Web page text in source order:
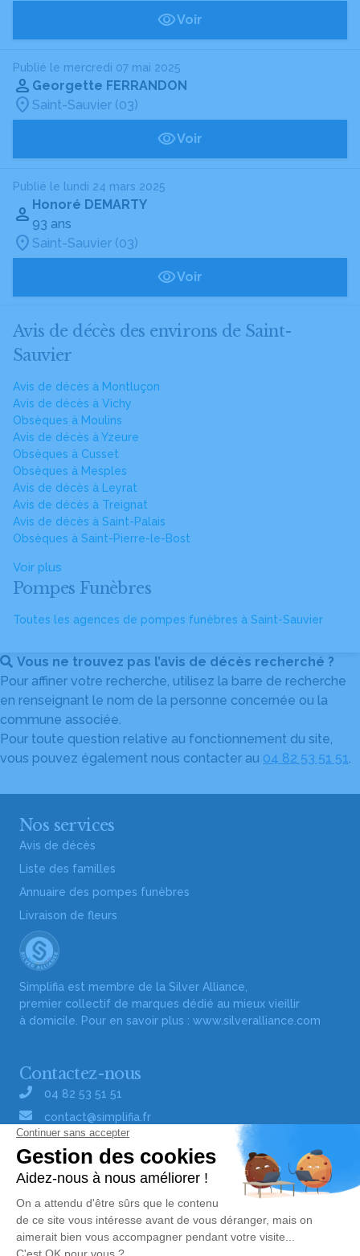
Voir
Publié le mercredi 07 mai 2025
Georgette FERRANDON
Saint-Sauvier (03)
Voir
Publié le lundi 24 mars 2025
Honoré DEMARTY
93 ans
Saint-Sauvier (03)
Voir
Avis de décès des environs de Saint-
Sauvier
Avis de décès à Montluçon
Avis de décès à Vichy
Obsèques à Moulins
Avis de décès à Yzeure
Obsèques à Cusset
Obsèques à Mesples
Avis de décès à Leyrat
Avis de décès à Treignat
Avis de décès à Saint-Palais
Obsèques à Saint-Pierre-le-Bost
Voir plus
Pompes Funèbres
Toutes les agences de pompes funèbres à Saint-Sauvier
Vous ne trouvez pas l’avis de décès recherché ?
Pour affiner votre recherche, utilisez la barre de recherche
en renseignant le nom de la personne concernée ou la
commune associée.
Pour toute question relative au fonctionnement du site,
vous pouvez également nous contacter au 04 82 53 51 51.
Nos services
Avis de décès
Liste des familles
Annuaire des pompes funèbres
Livraison de fleurs
Simplifia est membre de la Silver Alliance,
premier collectif de marques dédié au mieux vieillir
à domicile. Pour en savoir plus : www.silveralliance.com
Contactez-nous
04 82 53 51 51
contact@simplifia.fr
Réseaux sociaux
Liens utiles